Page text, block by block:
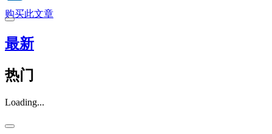
购买此文章
最新
热门
Loading...